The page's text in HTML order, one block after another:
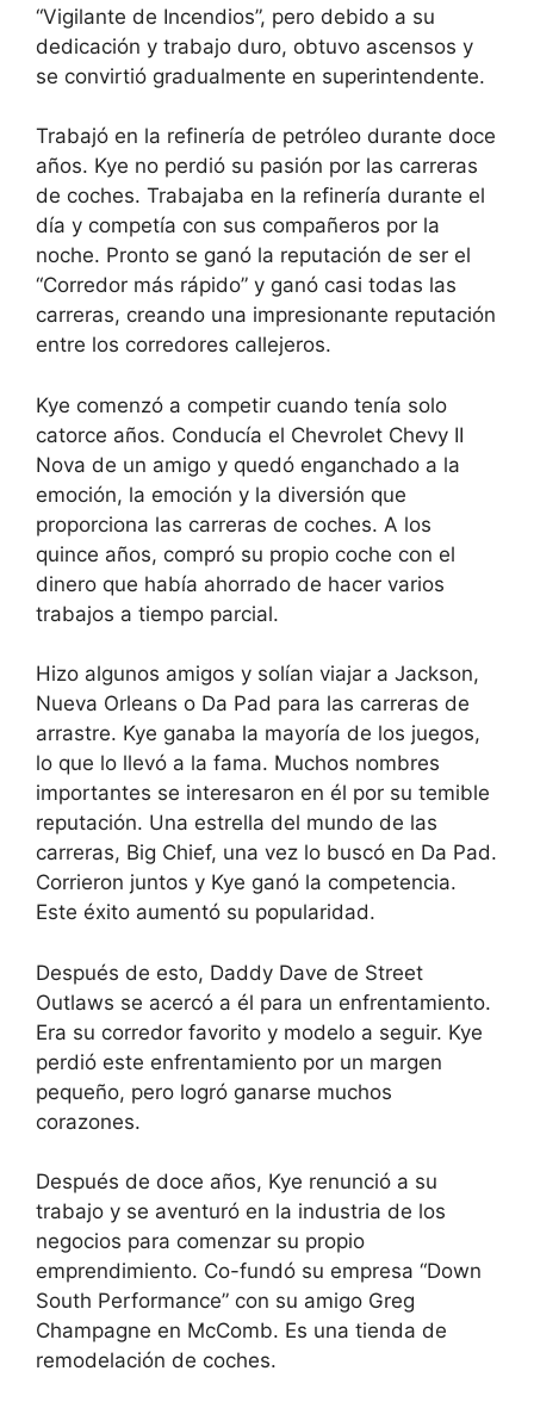
“Vigilante de Incendios”, pero debido a su
dedicación y trabajo duro, obtuvo ascensos y
se convirtió gradualmente en superintendente.
Trabajó en la refinería de petróleo durante doce
años. Kye no perdió su pasión por las carreras
de coches. Trabajaba en la refinería durante el
día y competía con sus compañeros por la
noche. Pronto se ganó la reputación de ser el
“Corredor más rápido” y ganó casi todas las
carreras, creando una impresionante reputación
entre los corredores callejeros.
Kye comenzó a competir cuando tenía solo
catorce años. Conducía el Chevrolet Chevy II
Nova de un amigo y quedó enganchado a la
emoción, la emoción y la diversión que
proporciona las carreras de coches. A los
quince años, compró su propio coche con el
dinero que había ahorrado de hacer varios
trabajos a tiempo parcial.
Hizo algunos amigos y solían viajar a Jackson,
Nueva Orleans o Da Pad para las carreras de
arrastre. Kye ganaba la mayoría de los juegos,
lo que lo llevó a la fama. Muchos nombres
importantes se interesaron en él por su temible
reputación. Una estrella del mundo de las
carreras, Big Chief, una vez lo buscó en Da Pad.
Corrieron juntos y Kye ganó la competencia.
Este éxito aumentó su popularidad.
Después de esto, Daddy Dave de Street
Outlaws se acercó a él para un enfrentamiento.
Era su corredor favorito y modelo a seguir. Kye
perdió este enfrentamiento por un margen
pequeño, pero logró ganarse muchos
corazones.
Después de doce años, Kye renunció a su
trabajo y se aventuró en la industria de los
negocios para comenzar su propio
emprendimiento. Co-fundó su empresa “Down
South Performance” con su amigo Greg
Champagne en McComb. Es una tienda de
remodelación de coches.